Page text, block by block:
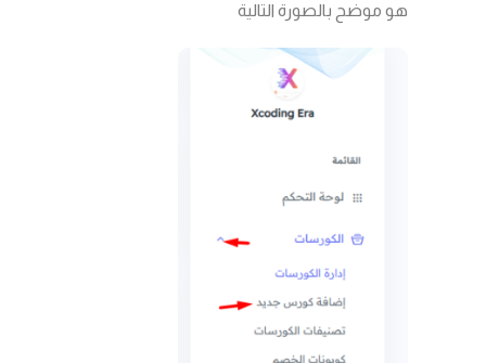
هو موضح بالصورة التالية